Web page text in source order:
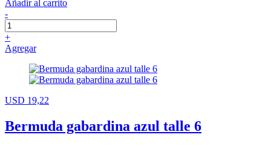
Añadir al carrito
-
+
Agregar
USD 19,22
Bermuda gabardina azul talle 6